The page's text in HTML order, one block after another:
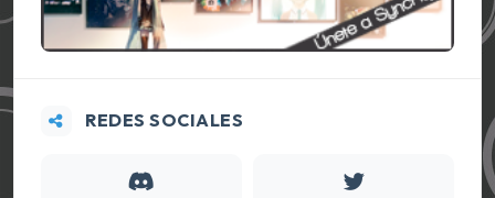
REDES SOCIALES